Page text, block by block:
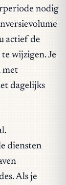
nodig
actief de
wijzigen. Je
met
dagelijks
diensten
Als je